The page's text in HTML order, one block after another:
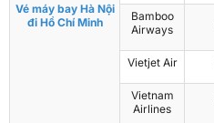
Vé máy bay Hà Nội
đi Hồ Chí Minh
Bamboo
Airways
Vietjet Air
Vietnam
Airlines